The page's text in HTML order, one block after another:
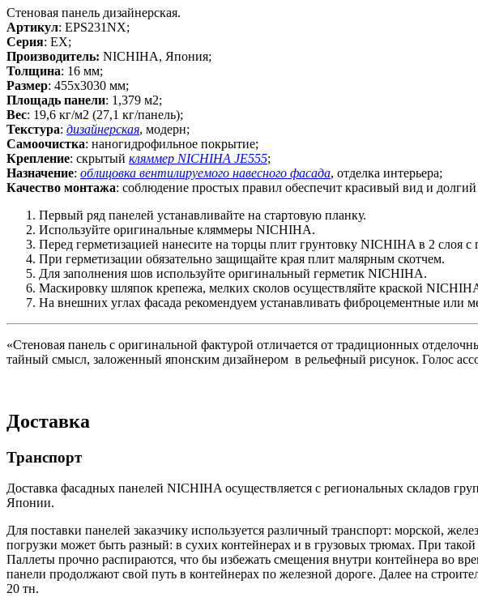
Стеновая панель дизайнерская.
Артикул: EPS231NX;
Серия: EX;
Производитель: NICHIHA, Япония;
Толщина: 16 мм;
Размер: 455х3030 мм;
Площадь панели: 1,379 м2;
Вес: 19,6 кг/м2 (27,1 кг/панель);
Текстура: дизайнерская, модерн;
Самоочистка: наногидрофильное покрытие;
Крепление: скрытый кляммер NICHIHA JE555;
Назначение: облицовка вентилируемого навесного фасада, отделка интерьера;
Качество монтажа: соблюдение простых правил обеспечит красивый вид и
Первый ряд панелей устанавливайте на стартовую планку.
Используйте оригинальные кляммеры NICHIHA.
Перед герметизацией нанесите на торцы плит грунтовку NICHIHA в 2 слоя
При герметизации обязательно защищайте края плит малярным скотчем.
Для заполнения шов используйте оригинальный герметик NICHIHA.
Маскировку шляпок крепежа, мелких сколов осуществляйте краской
На внешних углах фасада рекомендуем устанавливать фиброцементные или
«Стеновая панель с оригинальной фактурой отличается от традиционных
тайный смысл, заложенный японским дизайнером в рельефный рисунок. Голос
Доставка
Транспорт
Доставка фасадных панелей NICHIHA осуществляется с региональных складов
Японии.
Для поставки панелей заказчику используется различный транспорт: морской,
погрузки может быть разный: в сухих контейнерах и в грузовых трюмах. При
Паллеты прочно распираются, что бы избежать смещения внутри контейнера во
панели продолжают свой путь в контейнерах по железной дороге. Далее на
20 тн.